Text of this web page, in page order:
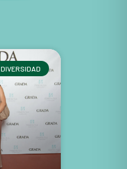
DIVERSIDAD